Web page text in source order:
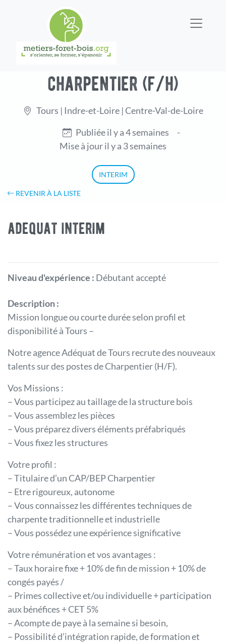
charpentier (f/h)
Tours | Indre-et-Loire | Centre-Val-de-Loire
Publiée il y a 4 semaines
-
Mise à jour il y a 3 semaines
INTERIM
REVENIR À LA LISTE
adequat interim
Niveau d'expérience : Débutant accepté
Description :
Mission longue ou courte durée selon profil et
disponibilité à Tours –
Notre agence Adéquat de Tours recrute des nouveaux
talents sur des postes de Charpentier (H/F).
Vos Missions :
– Vous participez au taillage de la structure bois
– Vous assemblez les pièces
– Vous préparez divers éléments préfabriqués
– Vous fixez les structures
Votre profil :
– Titulaire d’un CAP/BEP Charpentier
– Etre rigoureux, autonome
– Vous connaissez les différentes techniques de
charpente traditionnelle et industrielle
– Vous possédez une expérience significative
Votre rémunération et vos avantages :
– Taux horaire fixe + 10% de fin de mission + 10% de
congés payés /
– Primes collective et/ou individuelle + participation
aux bénéfices + CET 5%
– Acompte de paye à la semaine si besoin,
– Possibilité d’intégration rapide, de formation et